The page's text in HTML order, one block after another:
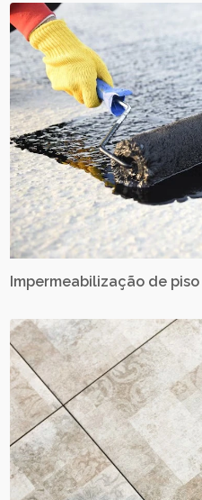
Impermeabilização de